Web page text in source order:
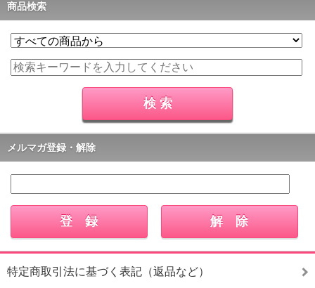
商品検索
メルマガ登録・解除
特定商取引法に基づく表記（返品など）